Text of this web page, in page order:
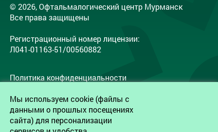
© 2026, Офтальмалогический центр Мурманск
Все права защищены
Регистрационный номер лицензии:
Л041-01163-51/00560882
Политика конфиденциальности
Согласие работников на обработку
персональных данных
Мы используем cookie (файлы с
данными о прошлых посещениях
сайта) для персонализации